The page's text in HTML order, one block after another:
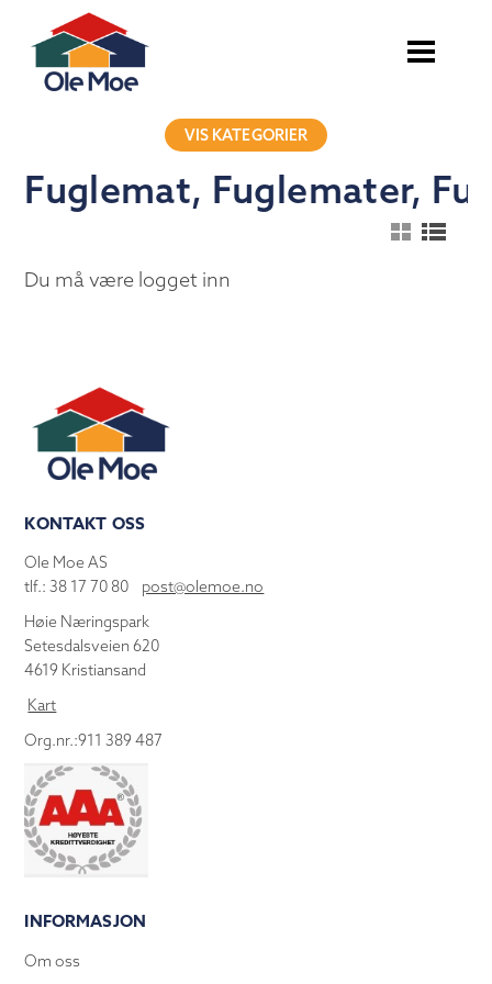
VIS KATEGORIER
Fuglemat, Fuglemater,
Du må være logget inn
KONTAKT OSS
Ole Moe AS
tlf.: 38 17 70 80 post@olemoe.no
Høie Næringspark
Setesdalsveien 620
4619 Kristiansand
Kart
Org.nr.:911 389 487
INFORMASJON
Om oss